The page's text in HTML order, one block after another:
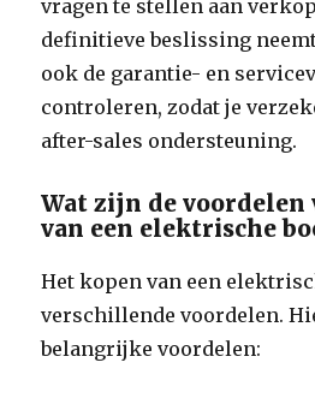
vragen te stellen aan
definitieve beslissing
ook de garantie- en
controleren, zodat je
after-sales ondersteuning.
Wat zijn de voordelen
van een elektrische
Het kopen van een
verschillende voordelen.
belangrijke voordelen: